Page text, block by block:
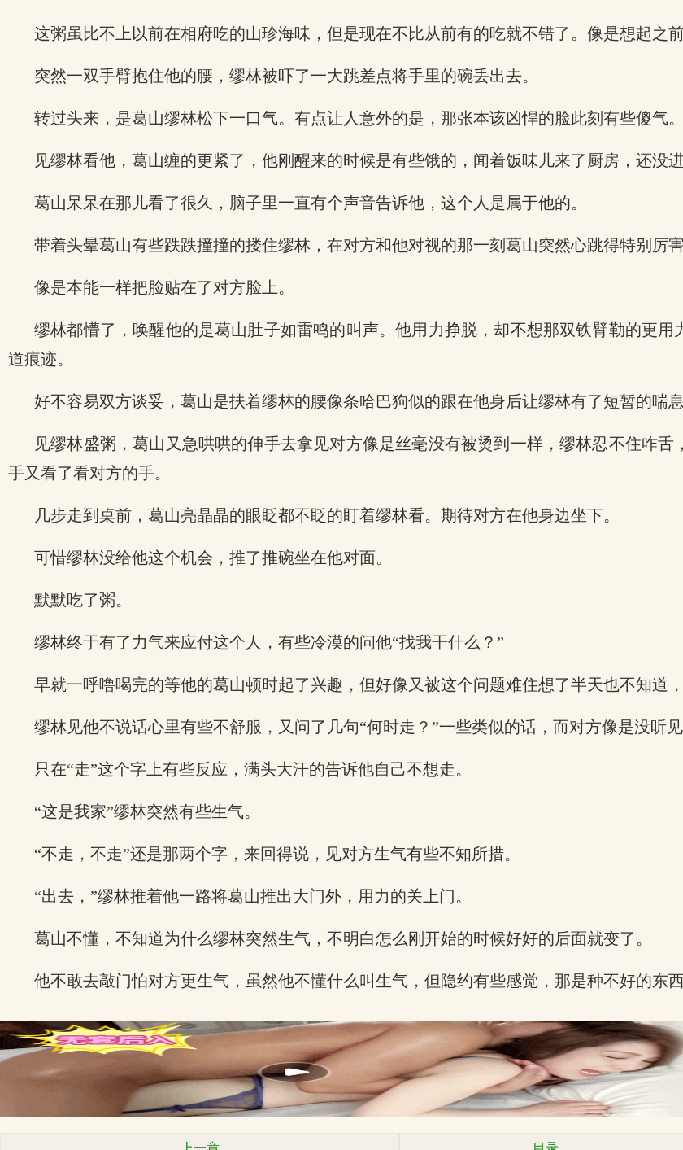
这粥虽比不上以前在相府吃的山珍海味，但是现在不比从前有的吃就不错了。像是想起之
突然一双手臂抱住他的腰，缪林被吓了一大跳差点将手里的碗丢出去。
转过头来，是葛山缪林松下一口气。有点让人意外的是，那张本该凶悍的脸此刻有些傻气。
见缪林看他，葛山缠的更紧了，他刚醒来的时候是有些饿的，闻着饭味儿来了厨房，还没
葛山呆呆在那儿看了很久，脑子里一直有个声音告诉他，这个人是属于他的。
带着头晕葛山有些跌跌撞撞的搂住缪林，在对方和他对视的那一刻葛山突然心跳得特别厉害
像是本能一样把脸贴在了对方脸上。
缪林都懵了，唤醒他的是葛山肚子如雷鸣的叫声。他用力挣脱，却不想那双铁臂勒的更
道痕迹。
好不容易双方谈妥，葛山是扶着缪林的腰像条哈巴狗似的跟在他身后让缪林有了短暂的喘息
见缪林盛粥，葛山又急哄哄的伸手去拿见对方像是丝毫没有被烫到一样，缪林忍不住咋
手又看了看对方的手。
几步走到桌前，葛山亮晶晶的眼眨都不眨的盯着缪林看。期待对方在他身边坐下。
可惜缪林没给他这个机会，推了推碗坐在他对面。
默默吃了粥。
缪林终于有了力气来应付这个人，有些冷漠的问他“找我干什么？”
早就一呼噜喝完的等他的葛山顿时起了兴趣，但好像又被这个问题难住想了半天也不知道
缪林见他不说话心里有些不舒服，又问了几句“何时走？”一些类似的话，而对方像是没听见
只在“走”这个字上有些反应，满头大汗的告诉他自己不想走。
“这是我家”缪林突然有些生气。
“不走，不走”还是那两个字，来回得说，见对方生气有些不知所措。
“出去，”缪林推着他一路将葛山推出大门外，用力的关上门。
葛山不懂，不知道为什么缪林突然生气，不明白怎么刚开始的时候好好的后面就变了。
他不敢去敲门怕对方更生气，虽然他不懂什么叫生气，但隐约有些感觉，那是种不好的东